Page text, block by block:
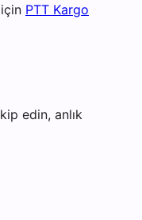
PTT Kargo
edin, anlık